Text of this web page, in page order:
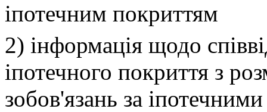
іпотечним покриттям
2) інформація щодо
іпотечного покриття з
зобов'язань за